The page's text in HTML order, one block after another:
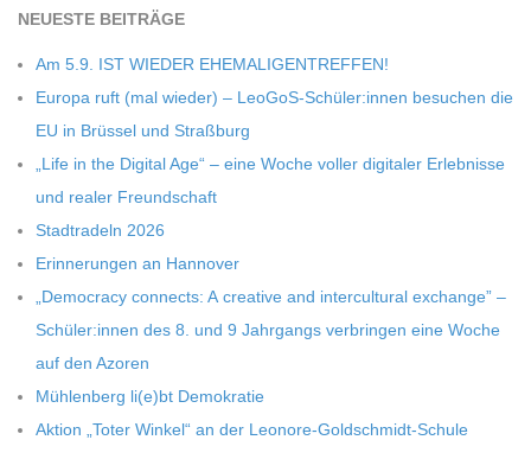
I
D
T
-
S
C
H
NEU­ESTE BEITRÄGE
Am 5.9. IST WIEDER EHEMALIGENTREFFEN!
Europa ruft (mal wie­der) – LeoGoS-Schüler:innen besu­chen die
EU in Brüs­sel und Straßburg
„Life in the Digi­tal Age“ – eine Woche vol­ler digi­ta­ler Erleb­nisse
und rea­ler Freundschaft
Stadt­ra­deln 2026
Erin­ne­run­gen an Hannover
„Demo­cracy con­nects: A crea­tive and inter­cul­tu­ral exch­ange” –
Schüler:innen des 8. und 9 Jahr­gangs ver­brin­gen eine Woche
auf den Azoren
Müh­len­berg li(e)bt Demokratie
Aktion „Toter Win­kel“ an der Leonore-Goldschmidt-Schule